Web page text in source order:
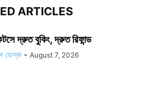
ARTICLES
দ্রুত বুকিং, দ্রুত রিফান্ড
ডেস্ক - August 7, 2026